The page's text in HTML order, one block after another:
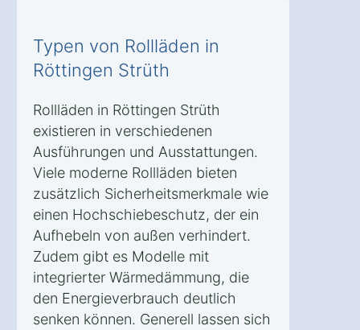
Typen von Rollläden in
Röttingen Strüth
Rollläden in Röttingen Strüth
existieren in verschiedenen
Ausführungen und Ausstattungen.
Viele moderne Rollläden bieten
zusätzlich Sicherheitsmerkmale wie
einen Hochschiebeschutz, der ein
Aufhebeln von außen verhindert.
Zudem gibt es Modelle mit
integrierter Wärmedämmung, die
den Energieverbrauch deutlich
senken können. Generell lassen sich